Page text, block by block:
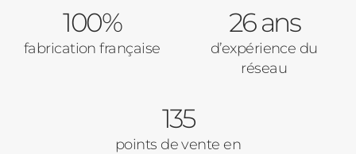
100%
fabrication française
26 ans
d’expérience du
réseau
135
points de vente en